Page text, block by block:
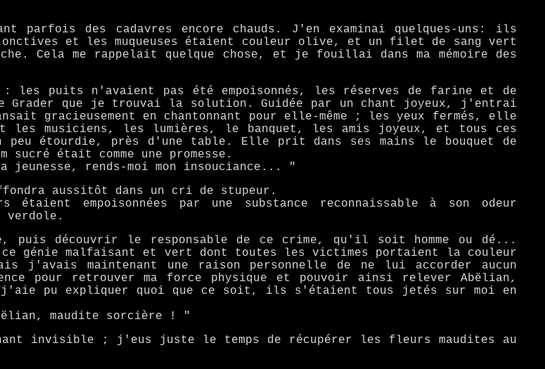
parfois des cadavres encore chauds. J'en examinai quelques-uns: ils
et les muqueuses étaient couleur olive, et un filet de sang vert
Cela me rappelait quelque chose, et je fouillai dans ma mémoire des
les puits n'avaient pas été empoisonnés, les réserves de farine et de
Grader que je trouvai la solution. Guidée par un chant joyeux, j'entrai
gracieusement en chantonnant pour elle-même ; les yeux fermés, elle
musiciens, les lumières, le banquet, les amis joyeux, et tous ces
peu étourdie, près d'une table. Elle prit dans ses mains le bouquet de
était comme une promesse.
jeunesse, rends-moi mon insouciance... "
aussitôt dans un cri de stupeur.
empoisonnées par une substance reconnaissable à son odeur
verdole.
découvrir le responsable de ce crime, qu'il soit homme ou dé...
ce génie malfaisant et vert dont toutes les victimes portaient la couleur
j'avais maintenant une raison personnelle de ne lui accorder aucun
pour retrouver ma force physique et pouvoir ainsi relever Abëlian,
pu expliquer quoi que ce soit, ils s'étaient tous jetés sur moi en
maudite sorcière ! "
invisible ; j'eus juste le temps de récupérer les fleurs maudites au